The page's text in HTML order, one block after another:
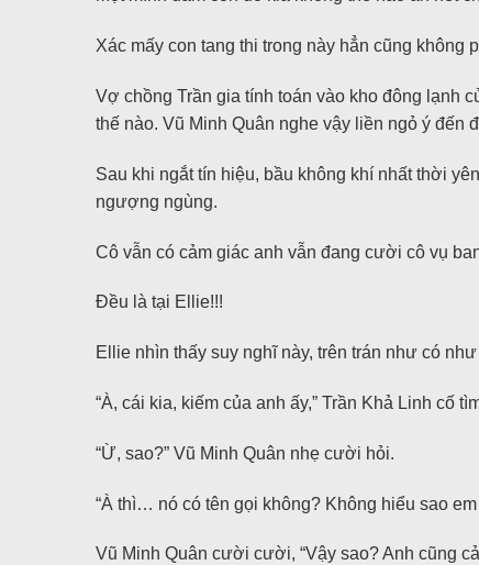
Xác mấy con tang thi trong này hẳn cũng
Vợ chồng Trần gia tính toán vào kho đông lạnh
thế nào. Vũ Minh Quân nghe vậy liền ngỏ ý đến
Sau khi ngắt tín hiệu, bầu không khí nhất thời
ngượng ngùng.
Cô vẫn có cảm giác anh vẫn đang cười cô vụ
Đều là tại Ellie!!!
Ellie nhìn thấy suy nghĩ này, trên trán như có
“À, cái kia, kiếm của anh ấy,” Trần Khả Linh cố
“Ừ, sao?” Vũ Minh Quân nhẹ cười hỏi.
“À thì… nó có tên gọi không? Không hiểu sao
Vũ Minh Quân cười cười, “Vậy sao? Anh cũng